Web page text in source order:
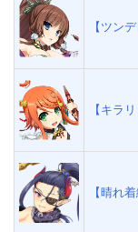
【ツン
【キラ
【晴れ